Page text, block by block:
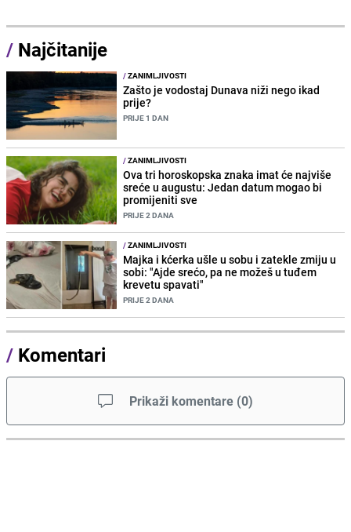
/ Najčitanije
/ZANIMLJIVOSTI
Zašto je vodostaj Dunava niži nego ikad
prije?
PRIJE 1 DAN
/ZANIMLJIVOSTI
Ova tri horoskopska znaka imat će najviše
sreće u augustu: Jedan datum mogao bi
promijeniti sve
PRIJE 2 DANA
/ZANIMLJIVOSTI
Majka i kćerka ušle u sobu i zatekle zmiju u
sobi: "Ajde srećo, pa ne možeš u tuđem
krevetu spavati"
PRIJE 2 DANA
/ Komentari
Prikaži komentare (0)